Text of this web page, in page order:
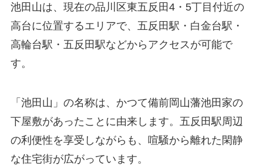
池田山は、現在の品川区東五反田4・5丁目付近の
高台に位置するエリアで、五反田駅・白金台駅・
高輪台駅・五反田駅などからアクセスが可能で
す。
「池田山」の名称は、かつて備前岡山藩池田家の
下屋敷があったことに由来します。五反田駅周辺
の利便性を享受しながらも、喧騒から離れた閑静
な住宅街が広がっています。